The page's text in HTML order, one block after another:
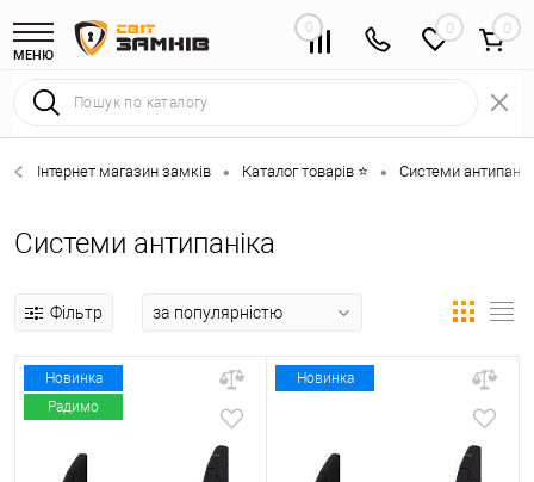
МЕНЮ
0 0
Інтернет магазин замків • Каталог товарів ⭐ • Системи
Системи антипаніка
Фільтр
Новинка
Радимо
Новинка